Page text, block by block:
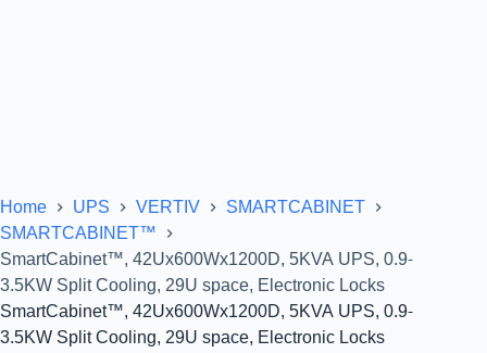
Home UPS VERTIV
SMARTCABINET
SMARTCABINET™
SmartCabinet™, 42Ux600Wx1200D, 5KVA UPS, 0.9-
3.5KW Split Cooling, 29U space, Electronic Locks
SmartCabinet™, 42Ux600Wx1200D, 5KVA UPS, 0.9-
3.5KW Split Cooling, 29U space, Electronic Locks